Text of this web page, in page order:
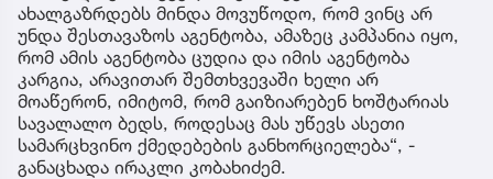
ახალგაზრდებს მინდა მოვუწოდო, რომ ვინც არ
უნდა შესთავაზოს აგენტობა, ამაზეც კამპანია იყო,
რომ ამის აგენტობა ცუდია და იმის აგენტობა
კარგია, არავითარ შემთხვევაში ხელი არ
მოაწერონ, იმიტომ, რომ გაიზიარებენ ხოშტარიას
სავალალო ბედს, როდესაც მას უწევს ასეთი
სამარცხვინო ქმედებების განხორციელება“, -
განაცხადა ირაკლი კობახიძემ.